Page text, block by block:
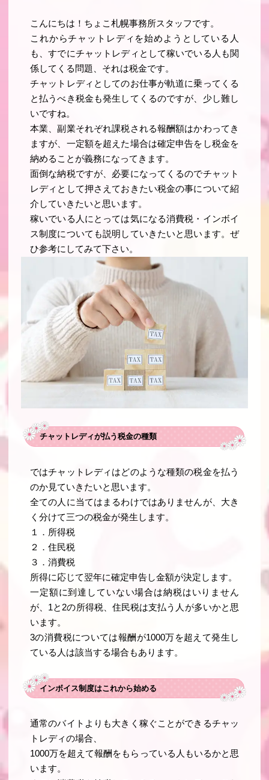
こんにちは！ちょこ札幌事務所スタッフです。
これからチャットレディを始めようとしている人
も、すでにチャットレディとして稼いでいる人も関
係してくる問題、それは税金です。
チャットレディとしてのお仕事が軌道に乗ってくる
と払うべき税金も発生してくるのですが、少し難し
いですね。
本業、副業それぞれ課税される報酬額はかわってき
ますが、一定額を超えた場合は確定申告をし税金を
納めることが義務になってきます。
面倒な納税ですが、必要になってくるのでチャット
レディとして押さえておきたい税金の事について紹
介していきたいと思います。
稼いでいる人にとっては気になる消費税・インボイ
ス制度についても説明していきたいと思います。ぜ
ひ参考にしてみて下さい。
チャットレディが払う税金の種類
ではチャットレディはどのような種類の税金を払う
のか見ていきたいと思います。
全ての人に当てはまるわけではありませんが、大き
く分けて三つの税金が発生します。
１．所得税
２．住民税
３．消費税
所得に応じて翌年に確定申告し金額が決定します。
一定額に到達していない場合は納税はいりません
が、1と2の所得税、住民税は支払う人が多いかと思
います。
3の消費税については報酬が1000万を超えて発生し
ている人は該当する場合もあります。
インボイス制度はこれから始める
通常のバイトよりも大きく稼ぐことができるチャッ
トレディの場合、
1000万を超えて報酬をもらっている人もいるかと思
います。